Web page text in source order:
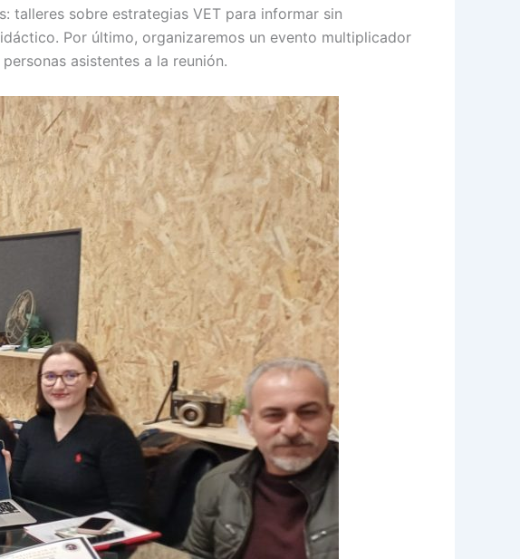
talleres sobre estrategias VET para informar sin
Por último, organizaremos un evento multiplicador
asistentes a la reunión.